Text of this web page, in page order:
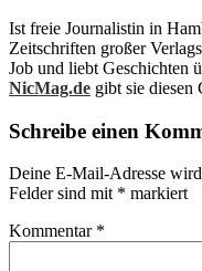
Ist freie Journalistin in
Zeitschriften großer
Job und liebt Geschichten
NicMag.de gibt sie diesen
Schreibe einen
Deine E-Mail-Adresse
Felder sind mit * markiert
Kommentar *